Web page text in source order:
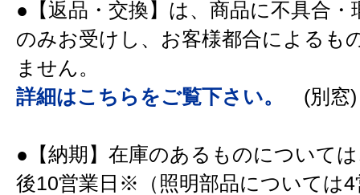
●【返品・交換】は、商品に不具合・
のみお受けし、お客様都合によるも
ません。
詳細はこちらをご覧下さい。
(別窓)
●【納期】在庫のあるものについて
後10営業日※（照明部品については4